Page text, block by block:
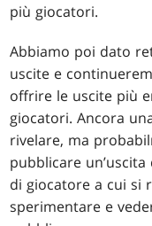
più giocatori.
Abbiamo poi dato
uscite e
offrire le uscite più
giocatori. Ancora
rivelare, ma
pubblicare
di giocatore a cui si
sperimentare e